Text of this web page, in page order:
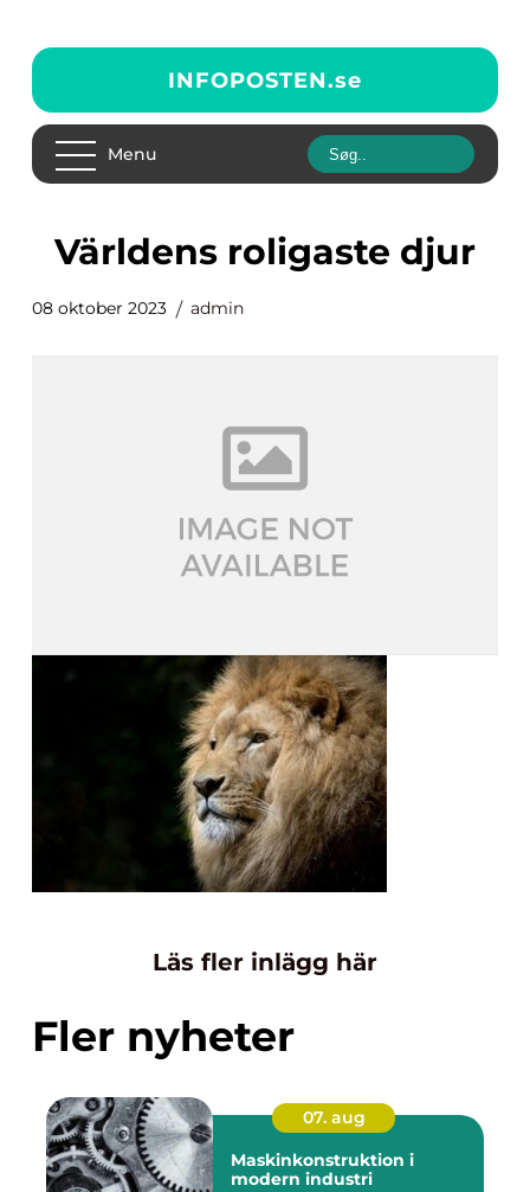
INFOPOSTEN.se
Menu
världens roligaste djur
08 oktober 2023 admin
Läs fler inlägg här
Fler nyheter
07. aug
Maskinkonstruktion i
modern industri